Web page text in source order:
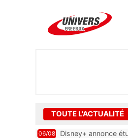
TOUTE L'ACTUALITÉ
06/08 Disney+ annonce